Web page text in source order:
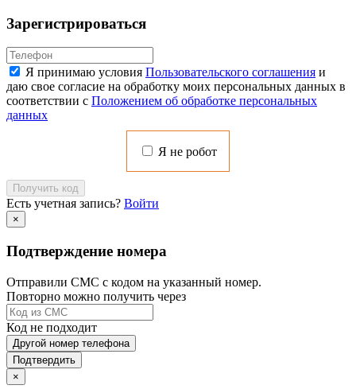
Зарегистрироваться
Я принимаю условия Пользовательского соглашения и
даю свое согласие на обработку моих персональных данных в
соответствии с Положением об обработке персональных
данных
Я не робот
Получить код
Есть учетная запись? Войти
×
Подтверждение номера
Отправили СМС с кодом на указанный номер.
Повторно можно получить через
Код не подходит
Другой номер телефона
Подтвердить
×